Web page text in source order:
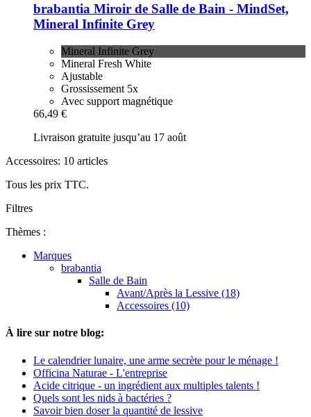
brabantia Miroir de Salle de Bain -​ MindSet,
Mineral Infinite Grey
Mineral Infinite Grey
Mineral Fresh White
Ajustable
Grossissement 5x
Avec support magnétique
66,49 €
Livraison gratuite jusqu’au 17 août
Accessoires: 10 articles
Tous les prix TTC.
Filtres
Thèmes :
Marques
brabantia
Salle de Bain
Avant/Après la Lessive (18)
Accessoires (10)
À lire sur notre blog:
Le calendrier lunaire, une arme secrète pour le ménage !
Officina Naturae - L'entreprise
Acide citrique - un ingrédient aux multiples talents !
Quels sont les nids à bactéries ?
Savoir bien doser la quantité de lessive